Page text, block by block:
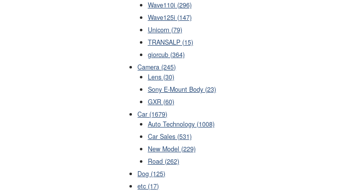
Wave110i (296)
Wave125i (147)
Unicorn (79)
TRANSALP (15)
giorcub (364)
Camera (245)
Lens (30)
Sony E-Mount Body (23)
GXR (60)
Car (1679)
Auto Technology (1008)
Car Sales (531)
New Model (229)
Road (262)
Dog (125)
etc (17)